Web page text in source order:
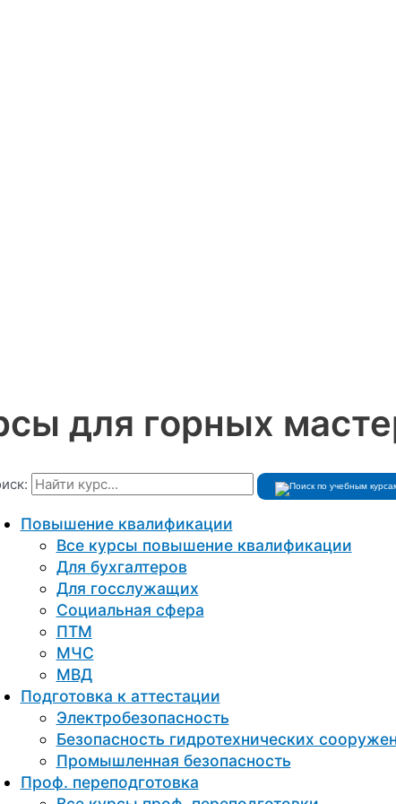
для горных
Повышение квалификации
Все курсы повышение квалификации
Для бухгалтеров
Для госслужащих
Социальная сфера
ПТМ
МЧС
МВД
Подготовка к aттестации
Электробезопасность
Безопасность гидротехнических
Промышленная безопасность
Проф. переподготовка